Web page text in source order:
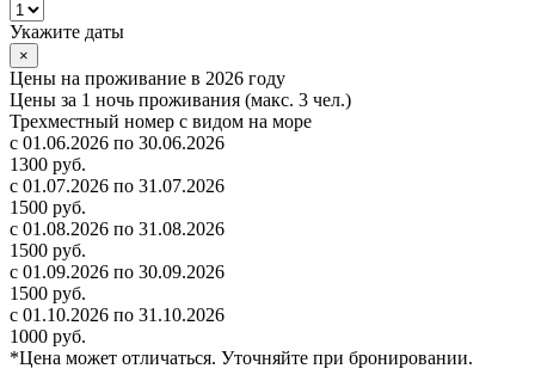
Укажите даты
×
Цены на проживание в 2026 году
Цены за 1 ночь проживания (макс. 3 чел.)
Трехместный номер с видом на море
с 01.06.2026 по 30.06.2026
1300 руб.
с 01.07.2026 по 31.07.2026
1500 руб.
с 01.08.2026 по 31.08.2026
1500 руб.
с 01.09.2026 по 30.09.2026
1500 руб.
с 01.10.2026 по 31.10.2026
1000 руб.
*Цена может отличаться. Уточняйте при бронировании.